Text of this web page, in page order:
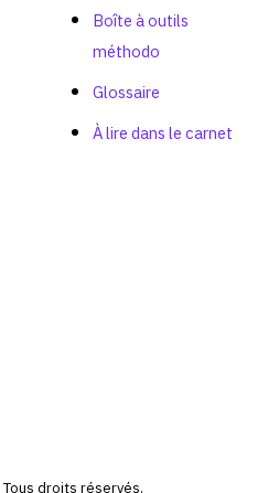
Boîte à outils
méthodo
Glossaire
À lire dans le carnet
droits réservés.